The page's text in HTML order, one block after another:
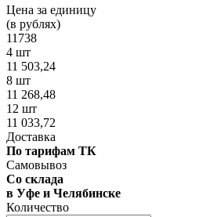
Цена за единицу
(в рублях)
11738
4 шт
11 503,24
8 шт
11 268,48
12 шт
11 033,72
Доставка
По тарифам ТК
Самовывоз
Со склада
в Уфе и Челябинске
Количество